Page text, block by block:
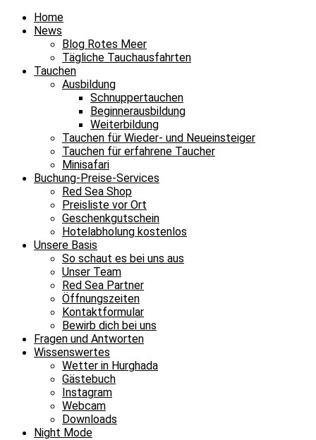
Home
News
Blog Rotes Meer
Tägliche Tauchausfahrten
Tauchen
Ausbildung
Schnuppertauchen
Beginnerausbildung
Weiterbildung
Tauchen für Wieder- und Neueinsteiger
Tauchen für erfahrene Taucher
Minisafari
Buchung-Preise-Services
Red Sea Shop
Preisliste vor Ort
Geschenkgutschein
Hotelabholung kostenlos
Unsere Basis
So schaut es bei uns aus
Unser Team
Red Sea Partner
Öffnungszeiten
Kontaktformular
Bewirb dich bei uns
Fragen und Antworten
Wissenswertes
Wetter in Hurghada
Gästebuch
Instagram
Webcam
Downloads
Night Mode